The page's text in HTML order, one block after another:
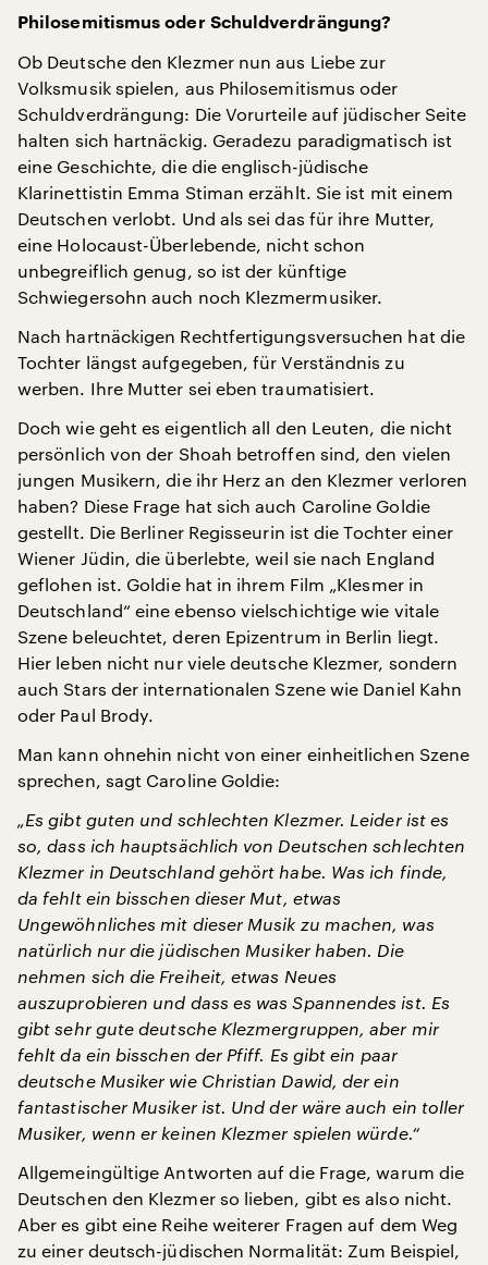
Philosemitismus oder Schuldverdrängung?
Ob Deutsche den Klezmer nun aus Liebe zur
Volksmusik spielen, aus Philosemitismus oder
Schuldverdrängung: Die Vorurteile auf jüdischer Seite
halten sich hartnäckig. Geradezu paradigmatisch ist
eine Geschichte, die die englisch-jüdische
Klarinettistin Emma Stiman erzählt. Sie ist mit einem
Deutschen verlobt. Und als sei das für ihre Mutter,
eine Holocaust-Überlebende, nicht schon
unbegreiflich genug, so ist der künftige
Schwiegersohn auch noch Klezmermusiker.
Nach hartnäckigen Rechtfertigungsversuchen hat die
Tochter längst aufgegeben, für Verständnis zu
werben. Ihre Mutter sei eben traumatisiert.
Doch wie geht es eigentlich all den Leuten, die nicht
persönlich von der Shoah betroffen sind, den vielen
jungen Musikern, die ihr Herz an den Klezmer verloren
haben? Diese Frage hat sich auch Caroline Goldie
gestellt. Die Berliner Regisseurin ist die Tochter einer
Wiener Jüdin, die überlebte, weil sie nach England
geflohen ist. Goldie hat in ihrem Film „Klesmer in
Deutschland“ eine ebenso vielschichtige wie vitale
Szene beleuchtet, deren Epizentrum in Berlin liegt.
Hier leben nicht nur viele deutsche Klezmer, sondern
auch Stars der internationalen Szene wie Daniel Kahn
oder Paul Brody.
Man kann ohnehin nicht von einer einheitlichen Szene
sprechen, sagt Caroline Goldie:
„Es gibt guten und schlechten Klezmer. Leider ist es
so, dass ich hauptsächlich von Deutschen schlechten
Klezmer in Deutschland gehört habe. Was ich finde,
da fehlt ein bisschen dieser Mut, etwas
Ungewöhnliches mit dieser Musik zu machen, was
natürlich nur die jüdischen Musiker haben. Die
nehmen sich die Freiheit, etwas Neues
auszuprobieren und dass es was Spannendes ist. Es
gibt sehr gute deutsche Klezmergruppen, aber mir
fehlt da ein bisschen der Pfiff. Es gibt ein paar
deutsche Musiker wie Christian Dawid, der ein
fantastischer Musiker ist. Und der wäre auch ein toller
Musiker, wenn er keinen Klezmer spielen würde.“
Allgemeingültige Antworten auf die Frage, warum die
Deutschen den Klezmer so lieben, gibt es also nicht.
Aber es gibt eine Reihe weiterer Fragen auf dem Weg
zu einer deutsch-jüdischen Normalität: Zum Beispiel,